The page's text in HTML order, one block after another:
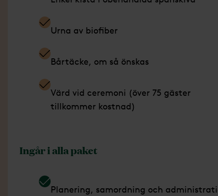
Urna av biofiber
Bårtäcke, om så önskas
Värd vid ceremoni (över 75 gäster
tillkommer kostnad)
Ingår i alla paket
Planering, samordning och